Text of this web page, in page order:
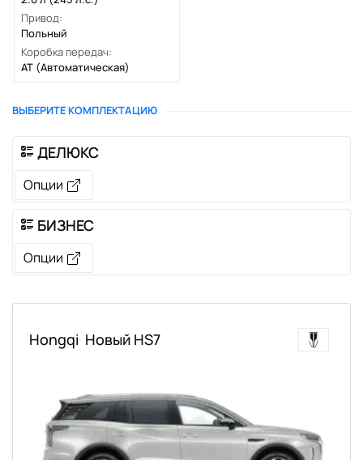
Привод:
Польный
Коробка передач:
AT (Автоматическая)
ВЫБЕРИТЕ КОМПЛЕКТАЦИЮ
ДЕЛЮКС
Опции
БИЗНЕС
Опции
Hongqi Новый HS7